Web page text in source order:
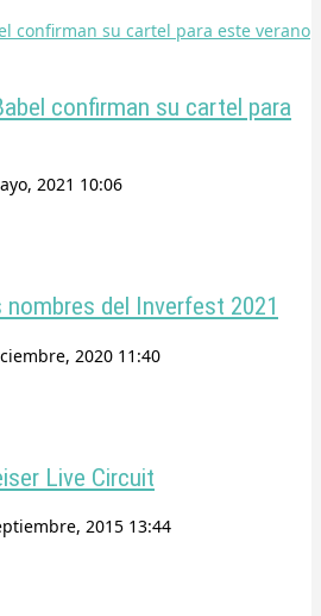
confirman su cartel para
2021 10:06
del Inverfest 2021
2020 11:40
Live Circuit
2015 13:44